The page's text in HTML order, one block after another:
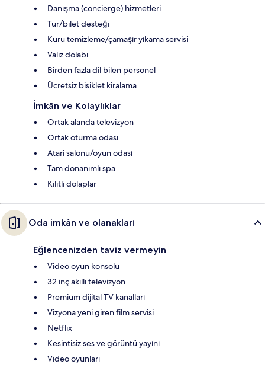
Danışma (concierge) hizmetleri
Tur/bilet desteği
Kuru temizleme/çamaşır yıkama servisi
Valiz dolabı
Birden fazla dil bilen personel
Ücretsiz bisiklet kiralama
İmkân ve Kolaylıklar
Ortak alanda televizyon
Ortak oturma odası
Atari salonu/oyun odası
Tam donanımlı spa
Kilitli dolaplar
Oda imkân ve olanakları
Eğlencenizden taviz vermeyin
Video oyun konsolu
32 inç akıllı televizyon
Premium dijital TV kanalları
Vizyona yeni giren film servisi
Netflix
Kesintisiz ses ve görüntü yayını
Video oyunları